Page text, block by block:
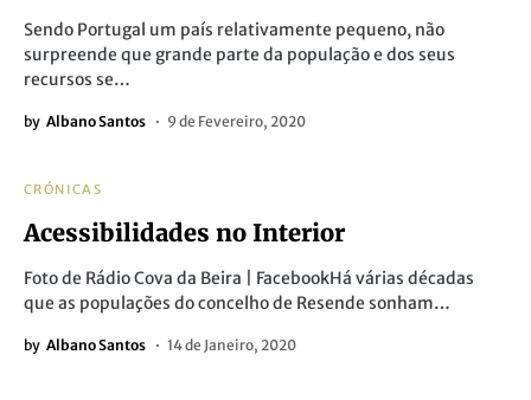
Sendo Portugal um país relativamente pequeno, não
surpreende que grande parte da população e dos seus
recursos se…
by Albano Santos 9 de Fevereiro, 2020
CRÓNICAS
Acessibilidades no Interior
Foto de Rádio Cova da Beira | FacebookHá várias décadas
que as populações do concelho de Resende sonham…
by Albano Santos 14 de Janeiro, 2020